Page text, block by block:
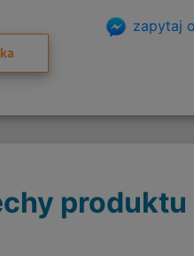
zapytaj
produktu